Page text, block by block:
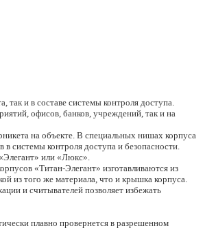
и в составе системы контроля доступа.
офисов, банков, учреждений, так и на
на объекте. В специальных нишах корпуса
системы контроля доступа и безопасности.
или «Люкс».
«Титан-Элегант» изготавливаются из
из того же материала, что и крышка корпуса.
и считывателей позволяет избежать
плавно провернется в разрешенном